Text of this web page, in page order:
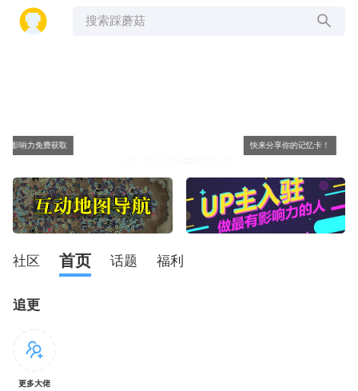
搜索踩蘑菇
快来分享你的记忆卡！
社区 首页 话题 福利
追更
更多大佬